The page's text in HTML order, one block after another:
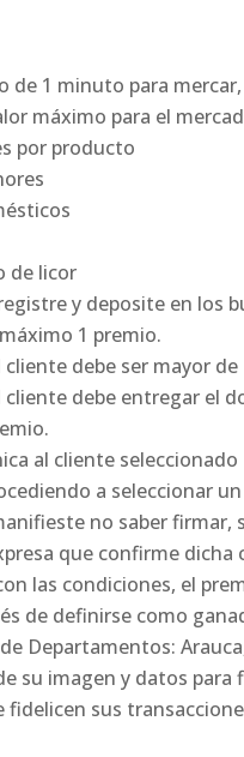
de 1 minuto para
máximo para el
por producto
de licor
y deposite en los
1 premio.
debe ser mayor de
cliente debe entregar el
al cliente
a seleccionar
no saber
que confirme dicha
las condiciones, el
de definirse como
Departamentos:
su imagen y datos
fidelicen sus